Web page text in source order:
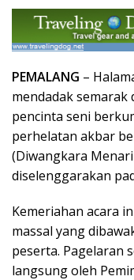
PEMALANG –
mendadak semarak
pencinta seni
perhelatan akbar
(Diwangkara
diselenggarakan
Kemeriahan acara
massal yang
peserta. Pagelaran
langsung oleh